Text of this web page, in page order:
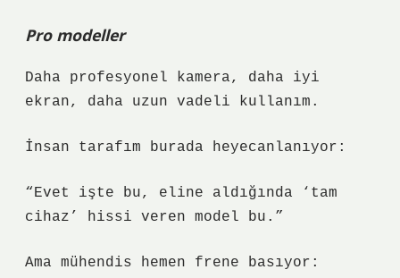
Pro modeller
Daha profesyonel kamera, daha iyi
ekran, daha uzun vadeli kullanım.
İnsan tarafım burada heyecanlanıyor:
“Evet işte bu, eline aldığında ‘tam
cihaz’ hissi veren model bu.”
Ama mühendis hemen frene basıyor: